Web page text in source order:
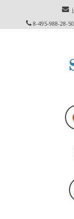
8-495-988-28-